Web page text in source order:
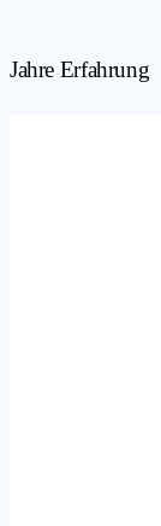
Jahre Erfahrung